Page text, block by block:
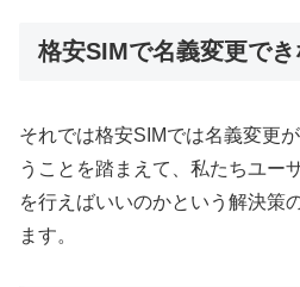
格安SIMで名義変更で
それでは格安SIMでは名義変更
うことを踏まえて、私たちユー
を行えばいいのかという解決策
ます。